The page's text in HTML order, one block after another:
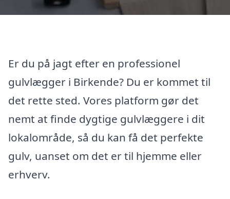
Er du på jagt efter en professionel
gulvlægger i Birkende? Du er kommet til
det rette sted. Vores platform gør det
nemt at finde dygtige gulvlæggere i dit
lokalområde, så du kan få det perfekte
gulv, uanset om det er til hjemme eller
erhverv.